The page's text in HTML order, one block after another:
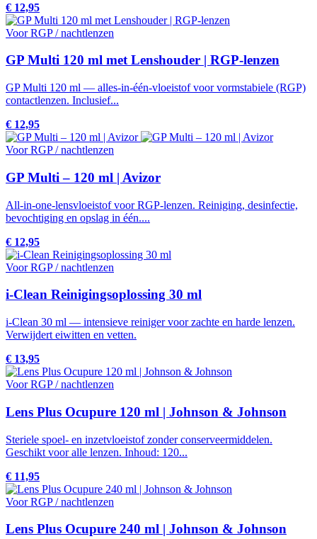
€ 12,95
Voor RGP / nachtlenzen
GP Multi 120 ml met Lenshouder | RGP-lenzen
GP Multi 120 ml — alles-in-één-vloeistof voor vormstabiele (RGP)
contactlenzen. Inclusief...
€ 12,95
Voor RGP / nachtlenzen
GP Multi – 120 ml | Avizor
All-in-one-lensvloeistof voor RGP-lenzen. Reiniging, desinfectie,
bevochtiging en opslag in één....
€ 12,95
Voor RGP / nachtlenzen
i-Clean Reinigingsoplossing 30 ml
i-Clean 30 ml — intensieve reiniger voor zachte en harde lenzen.
Verwijdert eiwitten en vetten.
€ 13,95
Voor RGP / nachtlenzen
Lens Plus Ocupure 120 ml | Johnson & Johnson
Steriele spoel- en inzetvloeistof zonder conserveermiddelen.
Geschikt voor alle lenzen. Inhoud: 120...
€ 11,95
Voor RGP / nachtlenzen
Lens Plus Ocupure 240 ml | Johnson & Johnson